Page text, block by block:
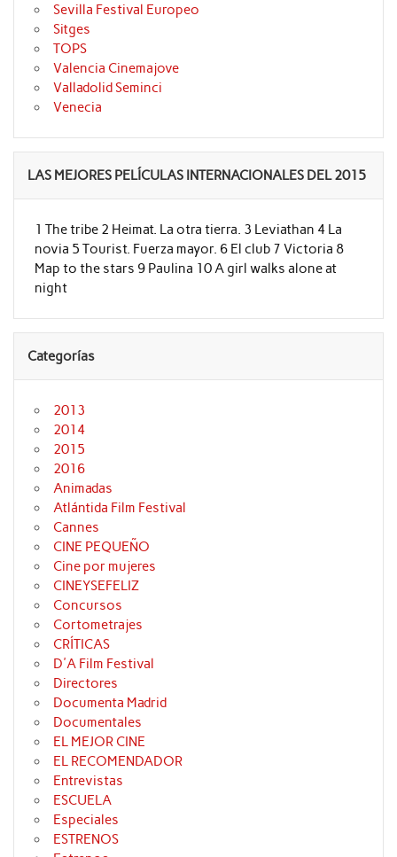
Sevilla Festival Europeo
Sitges
TOPS
Valencia Cinemajove
Valladolid Seminci
Venecia
LAS MEJORES PELÍCULAS INTERNACIONALES DEL 2015
1 The tribe 2 Heimat. La otra tierra. 3 Leviathan 4 La
novia 5 Tourist. Fuerza mayor. 6 El club 7 Victoria 8
Map to the stars 9 Paulina 10 A girl walks alone at
night
Categorías
2013
2014
2015
2016
Animadas
Atlántida Film Festival
Cannes
CINE PEQUEÑO
Cine por mujeres
CINEYSEFELIZ
Concursos
Cortometrajes
CRÍTICAS
D'A Film Festival
Directores
Documenta Madrid
Documentales
EL MEJOR CINE
EL RECOMENDADOR
Entrevistas
ESCUELA
Especiales
ESTRENOS